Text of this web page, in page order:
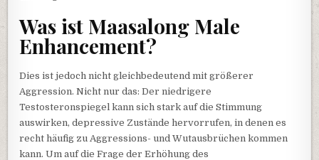
Was ist Maasalong Male
Enhancement?
Dies ist jedoch nicht gleichbedeutend mit größerer
Aggression. Nicht nur das: Der niedrigere
Testosteronspiegel kann sich stark auf die Stimmung
auswirken, depressive Zustände hervorrufen, in denen es
recht häufig zu Aggressions- und Wutausbrüchen kommen
kann. Um auf die Frage der Erhöhung des